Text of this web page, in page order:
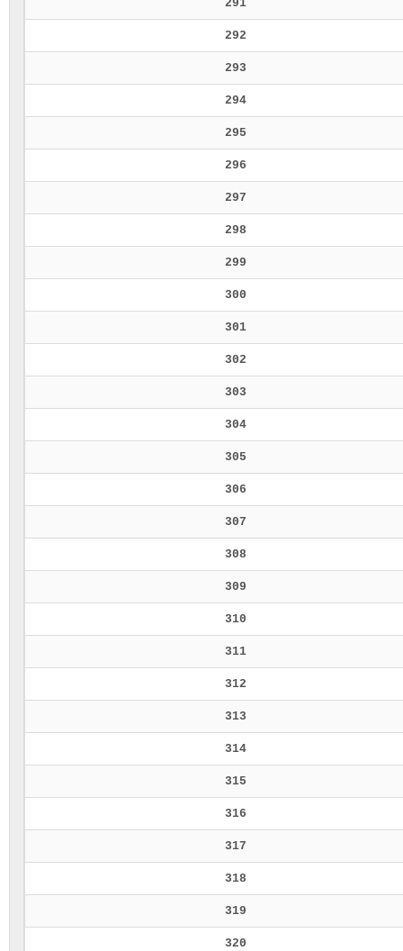
291
292
293
294
295
296
297
298
299
300
301
302
303
304
305
306
307
308
309
310
311
312
313
314
315
316
317
318
319
320